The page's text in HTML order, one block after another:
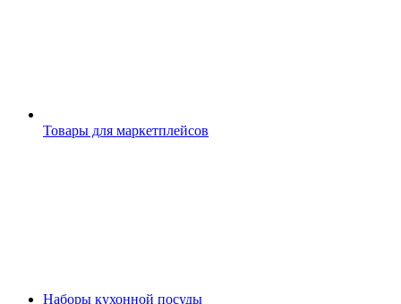
Товары для маркетплейсов
Наборы кухонной посуды